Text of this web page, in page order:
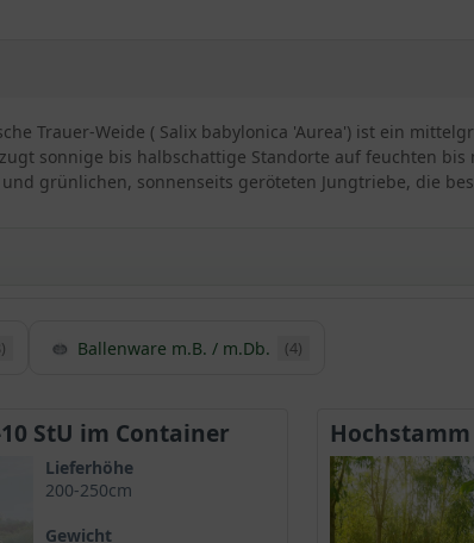
Trauer-Weide ( Salix babylonica 'Aurea') ist ein
sonnige bis halbschattige Standorte auf feuchten
grünlichen, sonnenseits geröteten Jungtriebe, die
der Gelben Babylonischen Trauer-
hell schimmernden Zweigen. Im deutschsprachigen
zumeist in großen Parkanlagen zu finden ist
dieser Weide eine große Popularität, sie wird vor
Ballenware m.B. / m.Db. (4)
StU im Container
Lieferhöhe
200-250cm
Gewicht